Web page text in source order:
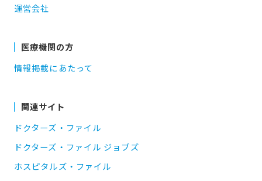
運営会社
医療機関の方
情報掲載にあたって
関連サイト
ドクターズ・ファイル
ドクターズ・ファイル ジョブズ
ホスピタルズ・ファイル